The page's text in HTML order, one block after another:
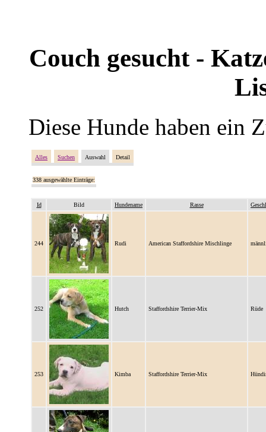
Couch gesucht -
Diese Hunde haben ein
Alles Suchen Auswahl Detail
338 ausgewählte Einträge:
Id Bild Hundename Rasse
244 Rudi American Staffordshire Mischlinge
252 Hutch Staffordshire Terrier-Mix Rüde
253 Kimba Staffordshire Terrier-Mix